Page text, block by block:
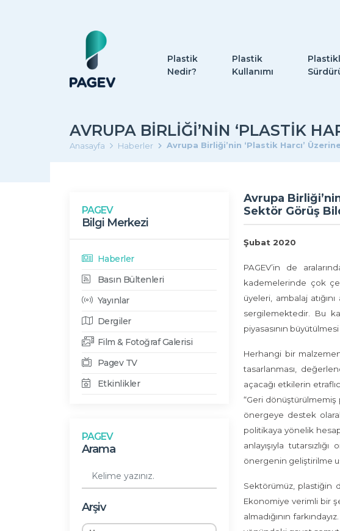
Plastik
Nedir?
Plastik
Kullanımı
AVRUPA BIRLIĞI’NIN ‘PLASTIK
Anasayfa Haberler Avrupa Birliği’nin ‘Plastik Harcı’
PAGEV
Bilgi Merkezi
Haberler
Basın Bültenleri
Yayınlar
Dergiler
Film & Fotoğraf Galerisi
Pagev TV
Etkinlikler
PAGEV
Arama
Arşiv
Avrupa
Sektör Görüş
Şubat 2020
PAGEV’in de
kademelerinde çok
üyeleri, ambalaj
sergilemektedir. Bu
piyasasının büyütülmesi
Herhangi bir
tasarlanması,
açacağı etkilerin
“Geri dönüştürülmemiş
önergeye destek
politikaya yönelik
anlayışıyla
önergenin geliştirilme
Sektörümüz, plastiğin
Ekonomiye verimli bir
almadığının